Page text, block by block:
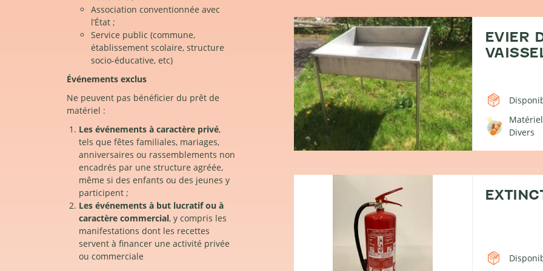
Association conventionnée avec
l’État ;
Service public (commune,
établissement scolaire, structure
socio-éducative, etc)
Événements exclus
Ne peuvent pas bénéficier du prêt de
matériel :
Les événements à caractère privé,
tels que fêtes familiales, mariages,
anniversaires ou rassemblements non
encadrés par une structure agréée,
même si des enfants ou des jeunes y
participent ;
Les événements à but lucratif ou à
caractère commercial, y compris les
manifestations dont les recettes
servent à financer une activité privée
ou commerciale
EVIER
Divers